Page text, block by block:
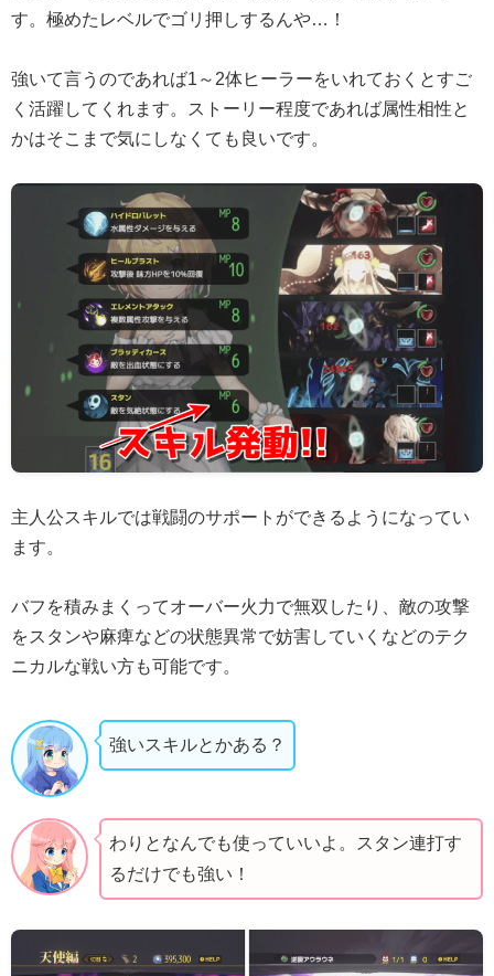
す。極めたレベルでゴリ押しするんや…！
強いて言うのであれば1～2体ヒーラーをいれておくとすご
く活躍してくれます。ストーリー程度であれば属性相性と
かはそこまで気にしなくても良いです。
主人公スキルでは戦闘のサポートができるようになってい
ます。
バフを積みまくってオーバー火力で無双したり、敵の攻撃
をスタンや麻痺などの状態異常で妨害していくなどのテク
ニカルな戦い方も可能です。
強いスキルとかある？
わりとなんでも使っていいよ。スタン連打す
るだけでも強い！